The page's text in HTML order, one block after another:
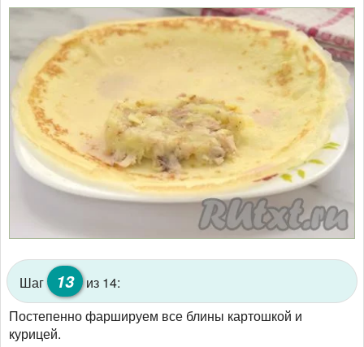
Шаг 13 из 14:
Постепенно фаршируем все блины картошкой и
курицей.